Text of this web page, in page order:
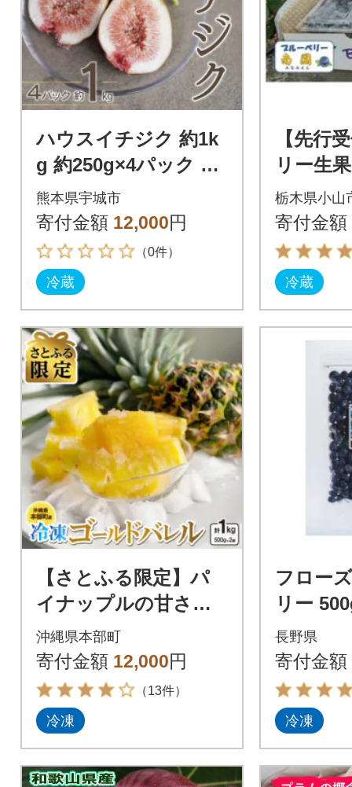
ハウスイチジク 約1k
g 約250g×4パック 旬
の果物いちじくをお
届けします!!【宝ファ
ーム】
熊本県宇城市
寄付金額 12,000円
（0件）
冷蔵
【先行
リー生
ック 『
〈6～8
栃木県小山
寄付金額
冷蔵
【さとふる限定】パ
イナップルの甘さを
閉じ込めた!冷凍ゴー
ルドバレル1kg(1袋50
0g×2袋)
沖縄県本部町
寄付金額 12,000円
（13件）
冷凍
フロー
リー
kg
長野県
寄付金額
冷凍